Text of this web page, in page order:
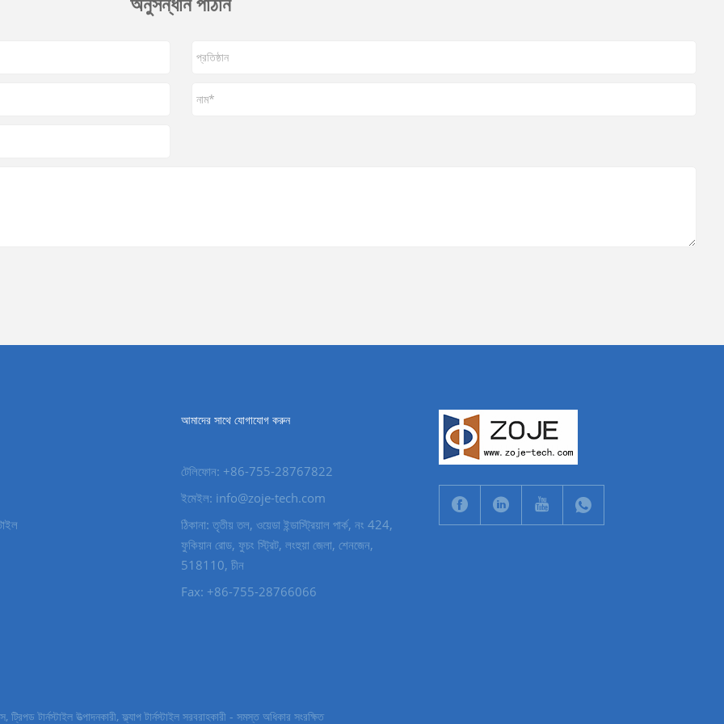
আমাদের সাথে যোগাযোগ করুন
টেলিফোন: +86-755-28767822
ইমেইল: info@zoje-tech.com
ঠিকানা: তৃতীয় তল, ওয়েডা ইন্ডাস্ট্রিয়াল পার্ক, নং 424,
ফুকিয়ান রোড, ফুচং স্ট্রিট, লংহুয়া জেলা, শেনজেন,
518110, চীন
Fax: +86-755-28766066
টার্নস্টাইল উত্পাদনকারী, ফ্ল্যাপ টার্নস্টাইল সরবরাহকারী - সমস্ত অধিকার সংরক্ষিত